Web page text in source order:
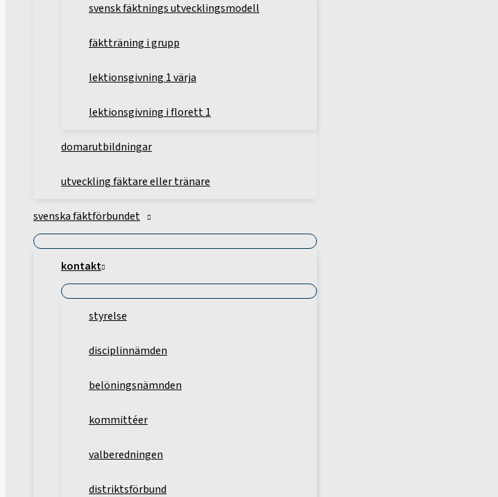
svensk fäktnings utvecklingsmodell
fäktträning i grupp
lektionsgivning 1 värja
lektionsgivning i florett 1
domarutbildningar
utveckling fäktare eller tränare
svenska fäktförbundet
kontakt
styrelse
disciplinnämden
belöningsnämnden
kommittéer
valberedningen
distriktsförbund